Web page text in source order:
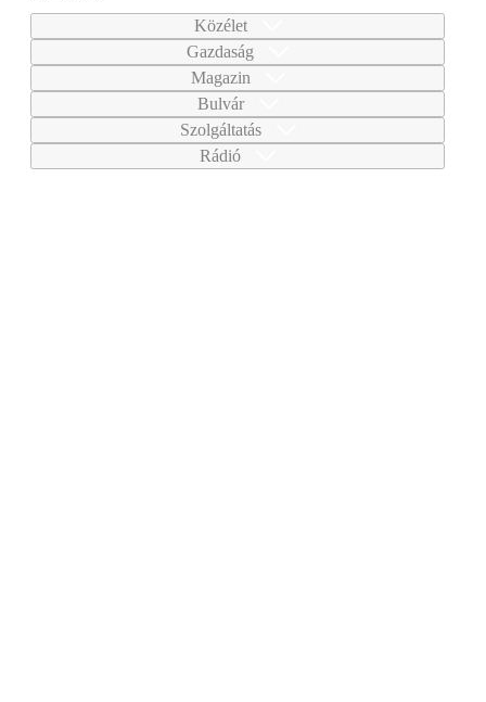
Közélet
Gazdaság
Magazin
Bulvár
Szolgáltatás
Rádió